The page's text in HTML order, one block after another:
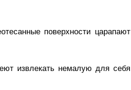
поверхности царапают
извлекать немалую для себя